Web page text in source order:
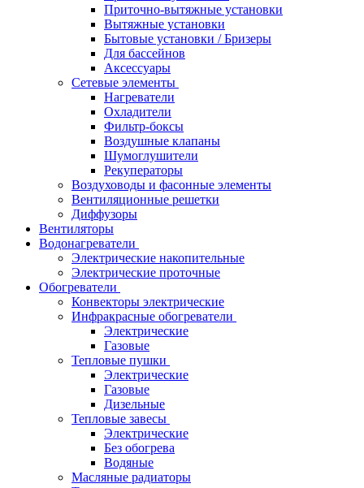
Приточно-вытяжные установки
Вытяжные установки
Бытовые установки / Бризеры
Для бассейнов
Аксессуары
Сетевые элементы
Нагреватели
Охладители
Фильтр-боксы
Воздушные клапаны
Шумоглушители
Рекуператоры
Воздуховоды и фасонные элементы
Вентиляционные решетки
Диффузоры
Вентиляторы
Водонагреватели
Электрические накопительные
Электрические проточные
Обогреватели
Конвекторы электрические
Инфракрасные обогреватели
Электрические
Газовые
Тепловые пушки
Электрические
Газовые
Дизельные
Тепловые завесы
Электрические
Без обогрева
Водяные
Масляные радиаторы